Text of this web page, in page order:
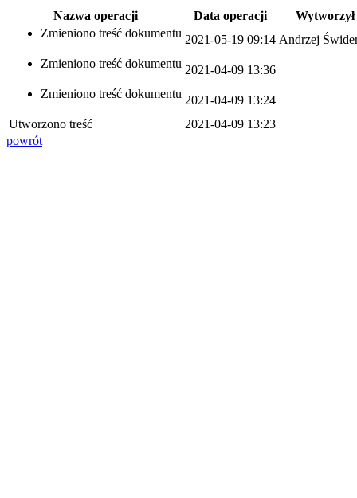
Nazwa operacji Data operacji
Wytworzył
Zmieniono treść dokumentu 2021-05-19 09:14 Andrzej
Zmieniono treść dokumentu 2021-04-09 13:36
Zmieniono treść dokumentu 2021-04-09 13:24
Utworzono treść
2021-04-09 13:23
powrót